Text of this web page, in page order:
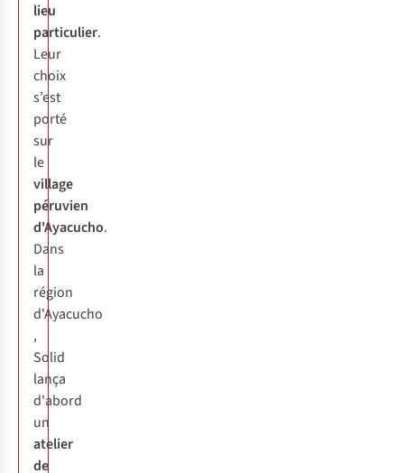
lieu
particulier.
Leur
choix
s’est
porté
sur
le
village
péruvien
d'Ayacucho.
Dans
la
région
d'Ayacucho
,
Solid
lança
d'abord
un
atelier
de